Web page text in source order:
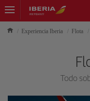
Experiencia Iberia Flota
Todo